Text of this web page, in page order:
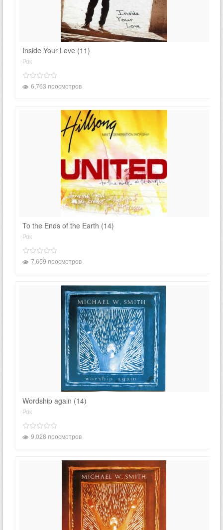
Inside Your Love (11)
Рок
6,763 просмотров
To the Ends of the Earth (14)
Рок
7,659 просмотров
Wordship again (14)
Рок
9,028 просмотров